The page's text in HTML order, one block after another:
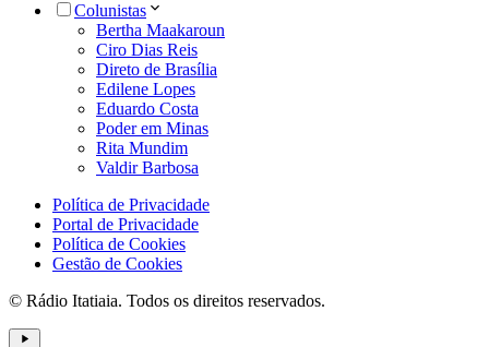
Colunistas
Bertha Maakaroun
Ciro Dias Reis
Direto de Brasília
Edilene Lopes
Eduardo Costa
Poder em Minas
Rita Mundim
Valdir Barbosa
Política de Privacidade
Portal de Privacidade
Política de Cookies
Gestão de Cookies
© Rádio Itatiaia. Todos os direitos reservados.